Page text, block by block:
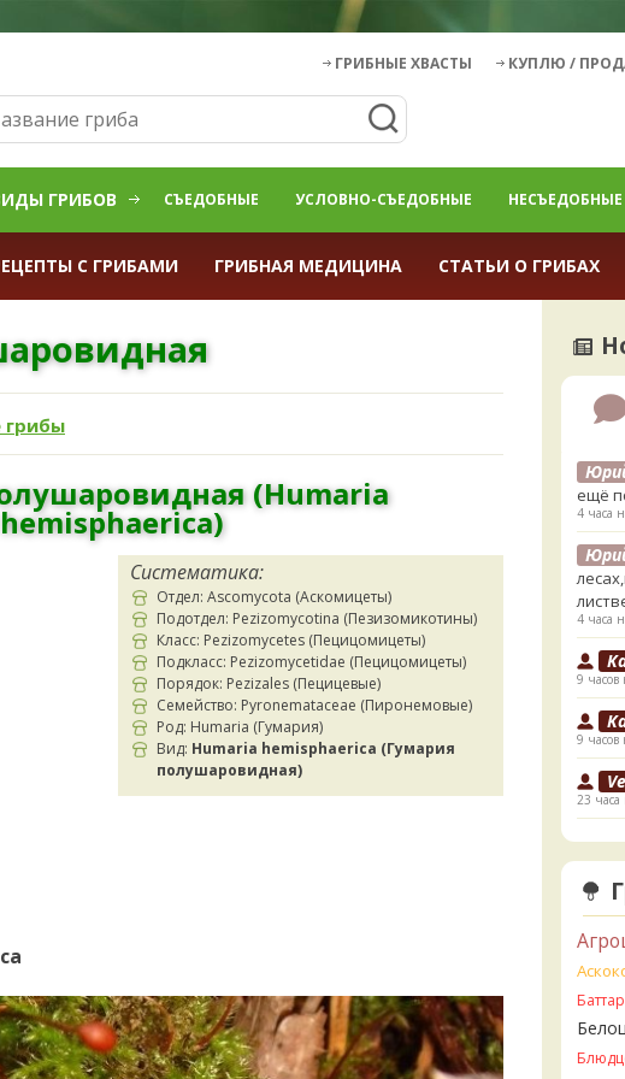
ГРИБНЫЕ ХВАСТЫ КУПЛЮ /
ГРИБОВ СЪЕДОБНЫЕ УСЛОВНО-СЪЕДОБНЫЕ НЕСЪЕДОБНЫЕ
С ГРИБАМИ ГРИБНАЯ МЕДИЦИНА СТАТЬИ О ГРИБАХ
грибы
(Humaria
hemisphaerica)
Систематика:
Отдел: Ascomycota (Аскомицеты)
Подотдел: Pezizomycotina (Пезизомикотины)
Класс: Pezizomycetes (Пецицомицеты)
Подкласс: Pezizomycetidae (Пецицомицеты)
Порядок: Pezizales (Пецицевые)
Семейство: Pyronemataceae (Пиронемовые)
Род: Humaria (Гумария)
Вид: Humaria hemisphaerica (Гумария
полушаровидная)
ещё
4 часа
4 часа
9 часов
9 часов
23 часа
ли
23
23 часа
24 часа